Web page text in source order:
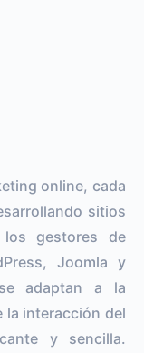
online, cada
sitios
gestores de
Joomla y
adaptan a la
la interacción del
y sencilla.